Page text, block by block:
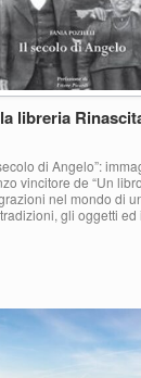
libreria
di Angelo”:
vincitore de “Un
nel mondo di
gli oggetti